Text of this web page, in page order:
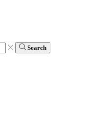
Search